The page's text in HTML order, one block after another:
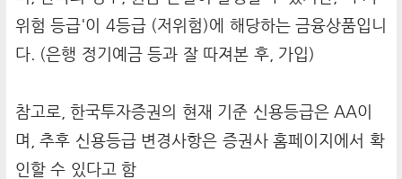
위험 등급'이 4등급 (저위험)에 해당하는 금융상품입니
다. (은행 정기예금 등과 잘 따져본 후, 가입)
참고로, 한국투자증권의 현재 기준 신용등급은 AA이
며, 추후 신용등급 변경사항은 증권사 홈페이지에서 확
인할 수 있다고 함